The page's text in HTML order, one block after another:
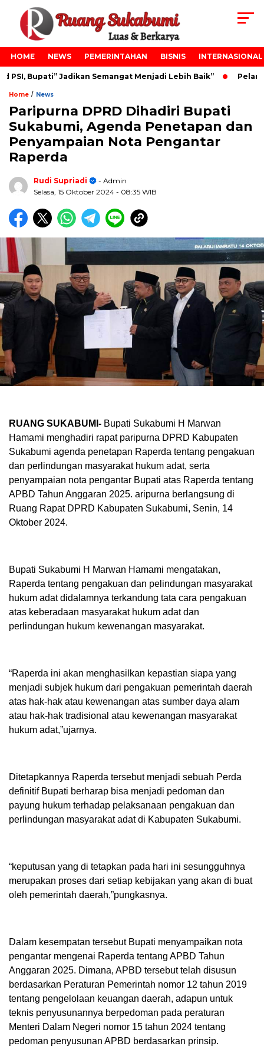
HOME NEWS PEMERINTAHAN BISNIS INTERNASIONAL
Bupati” Jadikan Semangat Menjadi Lebih Baik”
Home / News
Paripurna DPRD Dihadiri Bupati
Sukabumi, Agenda Penetapan dan
Penyampaian Nota Pengantar
Raperda
Rudi Supriadi
- Admin
Selasa, 15 Oktober 2024 - 08:35 WIB
RUANG SUKABUMI- Bupati Sukabumi H Marwan
Hamami menghadiri rapat paripurna DPRD Kabupaten
Sukabumi agenda penetapan Raperda tentang pengakuan
dan perlindungan masyarakat hukum adat, serta
penyampaian nota pengantar Bupati atas Raperda tentang
APBD Tahun Anggaran 2025. aripurna berlangsung di
Ruang Rapat DPRD Kabupaten Sukabumi, Senin, 14
Oktober 2024.
Bupati Sukabumi H Marwan Hamami mengatakan,
Raperda tentang pengakuan dan pelindungan masyarakat
hukum adat didalamnya terkandung tata cara pengakuan
atas keberadaan masyarakat hukum adat dan
perlindungan hukum kewenangan masyarakat.
“Raperda ini akan menghasilkan kepastian siapa yang
menjadi subjek hukum dari pengakuan pemerintah daerah
atas hak-hak atau kewenangan atas sumber daya alam
atau hak-hak tradisional atau kewenangan masyarakat
hukum adat,”ujarnya.
Ditetapkannya Raperda tersebut menjadi sebuah Perda
definitif Bupati berharap bisa menjadi pedoman dan
payung hukum terhadap pelaksanaan pengakuan dan
perlindungan masyarakat adat di Kabupaten Sukabumi.
“keputusan yang di tetapkan pada hari ini sesungguhnya
merupakan proses dari setiap kebijakan yang akan di buat
oleh pemerintah daerah,”pungkasnya.
Dalam kesempatan tersebut Bupati menyampaikan nota
pengantar mengenai Raperda tentang APBD Tahun
Anggaran 2025. Dimana, APBD tersebut telah disusun
berdasarkan Peraturan Pemerintah nomor 12 tahun 2019
tentang pengelolaan keuangan daerah, adapun untuk
teknis penyusunannya berpedoman pada peraturan
Menteri Dalam Negeri nomor 15 tahun 2024 tentang
pedoman penyusunan APBD berdasarkan prinsip.